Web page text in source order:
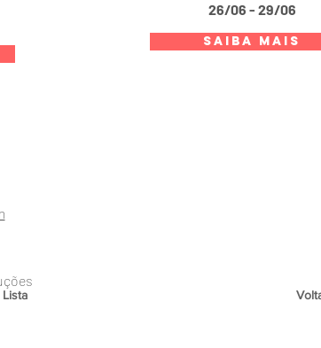
26/06 - 29/06
SAIBA MAIS